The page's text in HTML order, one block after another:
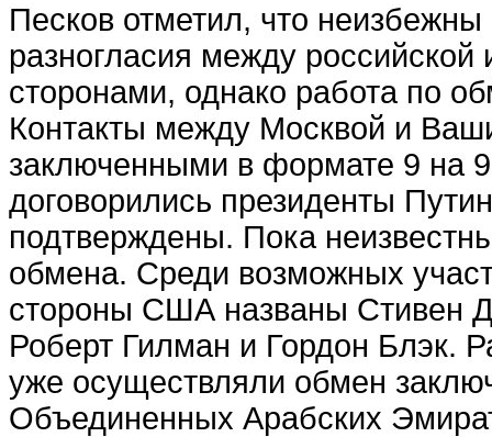
Песков отметил, что
разногласия между российской
сторонами, однако работа по
Контакты между Москвой и
заключенными в формате 9 на
договорились президенты
подтверждены. Пока
обмена. Среди возможных
стороны США названы Стивен
Роберт Гилман и Гордон Блэк.
уже осуществляли обмен
Объединенных Арабских